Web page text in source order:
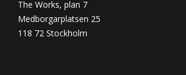
The Works, plan 7
Medborgarplatsen 25
118 72 Stockholm